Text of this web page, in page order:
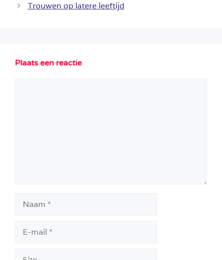
Trouwen op latere leeftijd
Plaats een reactie
mail
Site